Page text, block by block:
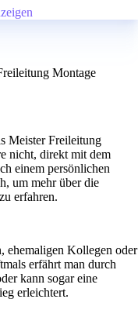
Montage
Meister Freileitung
nicht, direkt mit dem
einem persönlichen
um mehr über die
erfahren.
ehemaligen Kollegen oder
erfährt man durch
kann sogar eine
erleichtert.